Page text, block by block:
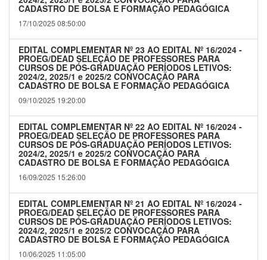
CADASTRO DE BOLSA E FORMAÇÃO PEDAGÓGICA
17/10/2025 08:50:00
EDITAL COMPLEMENTAR Nº 23 AO EDITAL Nº 16/2024 -
PROEG/DEAD SELEÇÃO DE PROFESSORES PARA
CURSOS DE PÓS-GRADUAÇÃO PERÍODOS LETIVOS:
2024/2, 2025/1 e 2025/2 CONVOCAÇÃO PARA
CADASTRO DE BOLSA E FORMAÇÃO PEDAGÓGICA
09/10/2025 19:20:00
EDITAL COMPLEMENTAR Nº 22 AO EDITAL Nº 16/2024 -
PROEG/DEAD SELEÇÃO DE PROFESSORES PARA
CURSOS DE PÓS-GRADUAÇÃO PERÍODOS LETIVOS:
2024/2, 2025/1 e 2025/2 CONVOCAÇÃO PARA
CADASTRO DE BOLSA E FORMAÇÃO PEDAGÓGICA
16/09/2025 15:26:00
EDITAL COMPLEMENTAR Nº 21 AO EDITAL Nº 16/2024 -
PROEG/DEAD SELEÇÃO DE PROFESSORES PARA
CURSOS DE PÓS-GRADUAÇÃO PERÍODOS LETIVOS:
2024/2, 2025/1 e 2025/2 CONVOCAÇÃO PARA
CADASTRO DE BOLSA E FORMAÇÃO PEDAGÓGICA
10/06/2025 11:05:00